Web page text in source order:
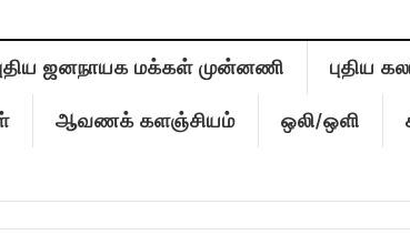
ஜனநாயக மக்கள் முன்னணி புதிய
ஆவணக் களஞ்சியம் ஒலி/ஒளி